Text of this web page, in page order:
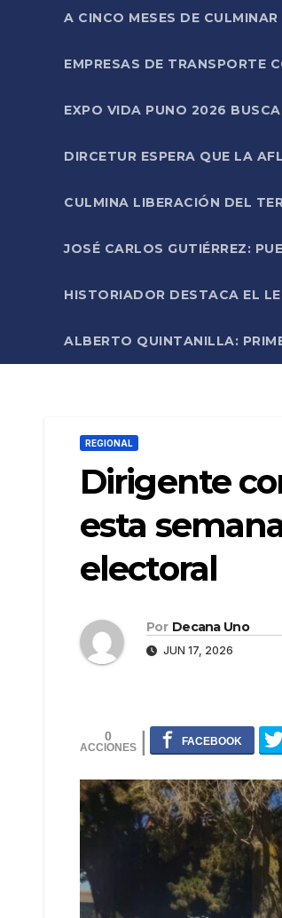
A CINCO MESES DE
EMPRESAS DE TRANSPORTE
EXPO VIDA PUNO 2026
DIRCETUR ESPERA QUE LA
CULMINA LIBERACIÓN DEL
JOSÉ CARLOS GUTIÉRREZ:
HISTORIADOR DESTACA EL
ALBERTO QUINTANILLA:
REGIONAL
Dirigente
esta
electoral
Por Decana Uno
JUN 17, 2026
0